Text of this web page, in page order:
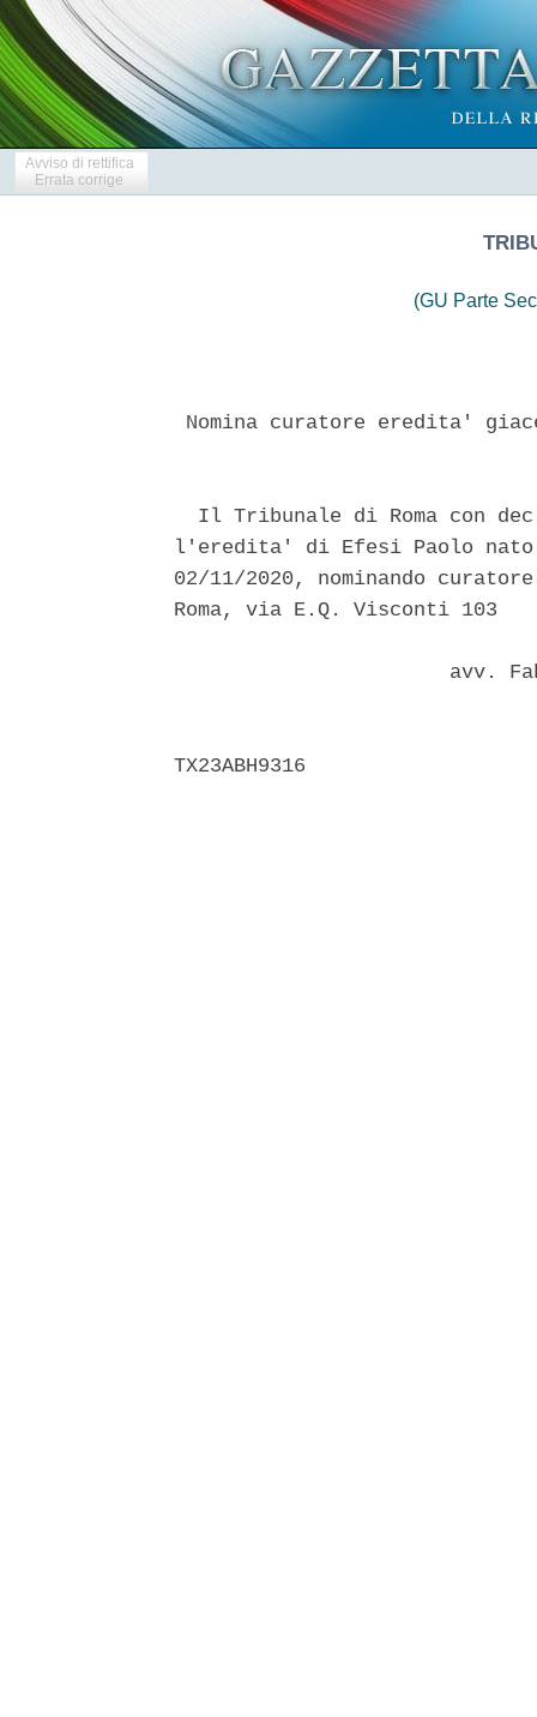
Avviso di rettifica
Errata corrige
(GU Parte
Nomina curatore eredita'
Il Tribunale di Roma con
l'eredita' di Efesi Paolo nato
02/11/2020, nominando
Roma, via E.Q. Visconti 103
avv.